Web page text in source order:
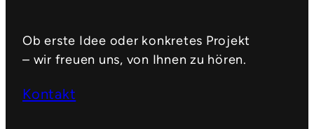
Ob erste Idee oder konkretes Projekt
– wir freuen uns, von Ihnen zu hören.
Kontakt